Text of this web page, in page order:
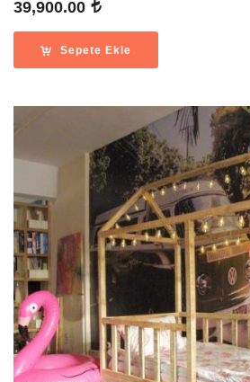
39,900.00
Sepete Ekle